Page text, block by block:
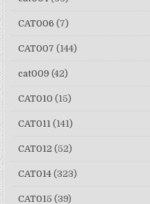
CAT006 (7)
CAT007 (144)
cat009 (42)
CAT010 (15)
CAT011 (141)
CAT012 (52)
CAT014 (323)
CAT015 (39)